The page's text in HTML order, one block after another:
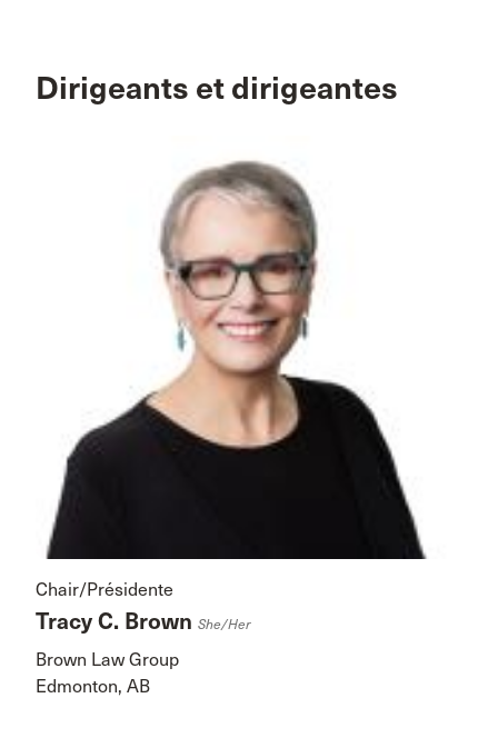
Dirigeants et dirigeantes
Chair/Présidente
Tracy C. Brown She/her
Brown Law Group
Edmonton, AB